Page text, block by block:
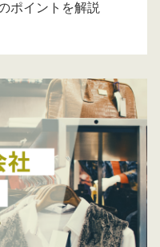
ポイントを解説